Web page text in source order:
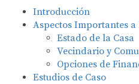
Introducción
Aspectos Importantes a
Estado de la Casa
Vecindario y
Opciones de
Estudios de Caso